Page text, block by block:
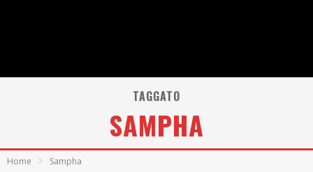
TAGGATO
SAMPHA
Home Sampha